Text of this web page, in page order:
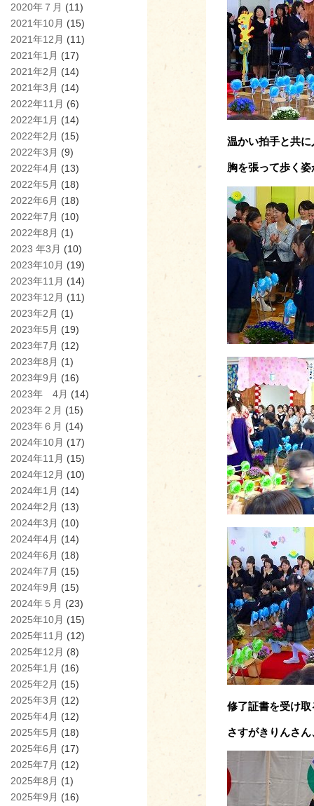
2020年７月 (11)
2021年10月 (15)
2021年12月 (11)
2021年1月 (17)
2021年2月 (14)
2021年3月 (14)
2022年11月 (6)
2022年1月 (14)
2022年2月 (15)
2022年3月 (9)
2022年4月 (13)
2022年5月 (18)
2022年6月 (18)
2022年7月 (10)
2022年8月 (1)
2023 年3月 (10)
2023年10月 (19)
2023年11月 (14)
2023年12月 (11)
2023年2月 (1)
2023年5月 (19)
2023年7月 (12)
2023年8月 (1)
2023年9月 (16)
2023年 4月 (14)
2023年２月 (15)
2023年６月 (14)
2024年10月 (17)
2024年11月 (15)
2024年12月 (10)
2024年1月 (14)
2024年2月 (13)
2024年3月 (10)
2024年4月 (14)
2024年6月 (18)
2024年7月 (15)
2024年9月 (15)
2024年５月 (23)
2025年10月 (15)
2025年11月 (12)
2025年12月 (8)
2025年1月 (16)
2025年2月 (15)
2025年3月 (12)
2025年4月 (12)
2025年5月 (18)
2025年6月 (17)
2025年7月 (12)
2025年8月 (1)
2025年9月 (16)
温かい拍手と共
胸を張って歩く
修了証書を受け
さすがきりんさ